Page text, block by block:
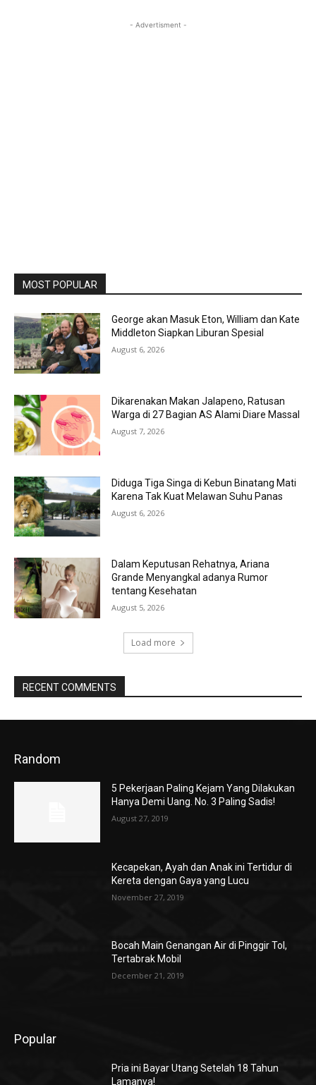
- Advertisment -
MOST POPULAR
George akan Masuk Eton, William dan Kate
Middleton Siapkan Liburan Spesial
August 6, 2026
Dikarenakan Makan Jalapeno, Ratusan
Warga di 27 Bagian AS Alami Diare Massal
August 7, 2026
Diduga Tiga Singa di Kebun Binatang Mati
Karena Tak Kuat Melawan Suhu Panas
August 6, 2026
Dalam Keputusan Rehatnya, Ariana
Grande Menyangkal adanya Rumor
tentang Kesehatan
August 5, 2026
Load more
RECENT COMMENTS
Random
5 Pekerjaan Paling Kejam Yang Dilakukan
Hanya Demi Uang. No. 3 Paling Sadis!
August 27, 2019
Kecapekan, Ayah dan Anak ini Tertidur di
Kereta dengan Gaya yang Lucu
November 27, 2019
Bocah Main Genangan Air di Pinggir Tol,
Tertabrak Mobil
December 21, 2019
Popular
Pria ini Bayar Utang Setelah 18 Tahun
Lamanya!